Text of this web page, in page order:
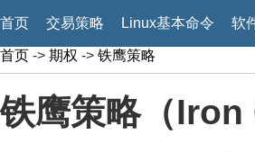
首页 交易策略 Linux基本命令 软
首页 -> 期权 -> 铁鹰策略
铁鹰策略（